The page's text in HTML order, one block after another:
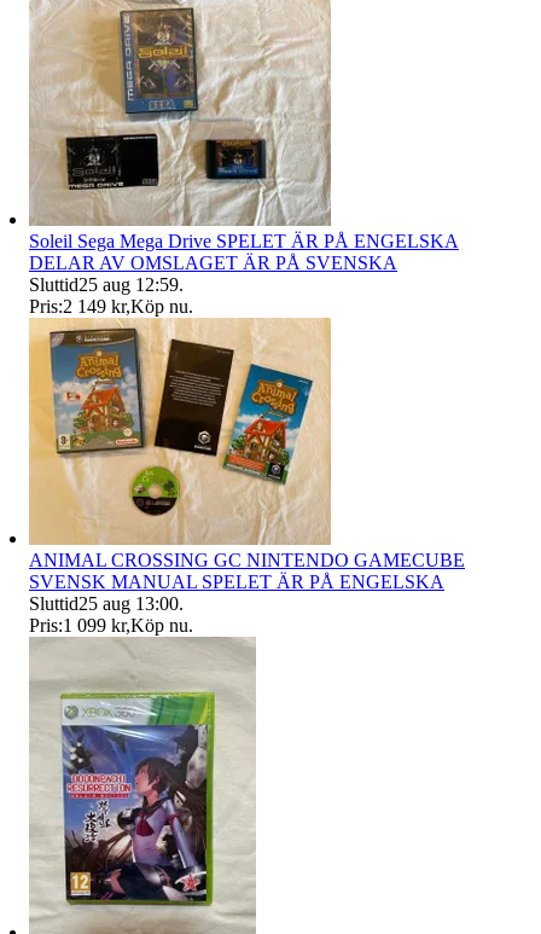
Soleil Sega Mega Drive SPELET ÄR PÅ ENGELSKA
DELAR AV OMSLAGET ÄR PÅ SVENSKA
Sluttid25 aug 12:59.
Pris:2 149 kr,Köp nu.
ANIMAL CROSSING GC NINTENDO GAMECUBE
SVENSK MANUAL SPELET ÄR PÅ ENGELSKA
Sluttid25 aug 13:00.
Pris:1 099 kr,Köp nu.